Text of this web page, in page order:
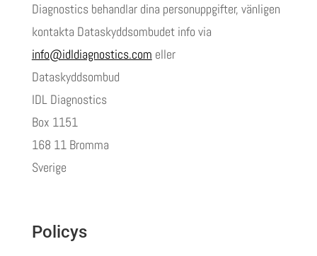
Diagnostics behandlar dina personuppgifter, vänligen
kontakta Dataskyddsombudet info via
info@idldiagnostics.com eller
Dataskyddsombud
IDL Diagnostics
Box 1151
168 11 Bromma
Sverige
Policys